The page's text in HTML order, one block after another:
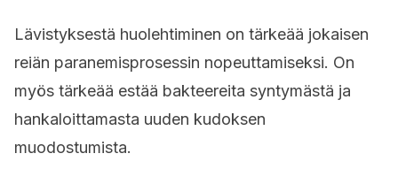
Lävistyksestä huolehtiminen on tärkeää jokaisen
reiän paranemisprosessin nopeuttamiseksi. On
myös tärkeää estää bakteereita syntymästä ja
hankaloittamasta uuden kudoksen
muodostumista.